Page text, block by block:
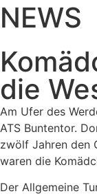
NEWS
die
Am Ufer des
ATS Buntentor.
zwölf Jahren den
waren die
Der Allgemeine